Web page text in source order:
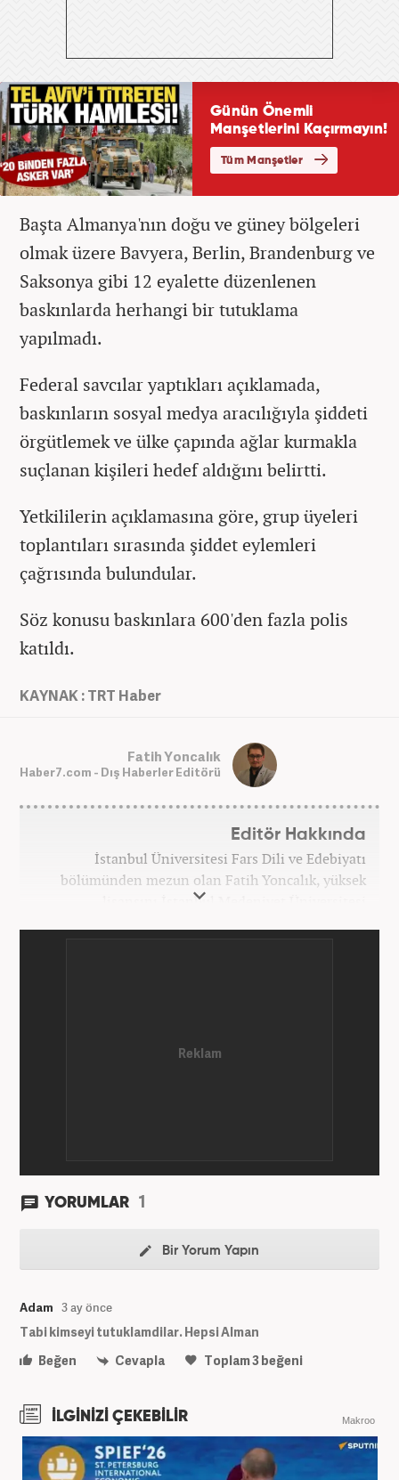
Başta Almanya'nın doğu ve güney bölgeleri
olmak üzere Bavyera, Berlin, Brandenburg ve
Saksonya gibi 12 eyalette düzenlenen
baskınlarda herhangi bir tutuklama
yapılmadı.
Federal savcılar yaptıkları açıklamada,
baskınların sosyal medya aracılığıyla şiddeti
örgütlemek ve ülke çapında ağlar kurmakla
suçlanan kişileri hedef aldığını belirtti.
Yetkililerin açıklamasına göre, grup üyeleri
toplantıları sırasında şiddet eylemleri
çağrısında bulundular.
Söz konusu baskınlara 600'den fazla polis
katıldı.
KAYNAK : TRT Haber
Fatih Yoncalık
Haber7.com - Dış Haberler Editörü
Editör Hakkında
İstanbul Üniversitesi Fars Dili ve Edebiyatı
bölümünden mezun olan Fatih Yoncalık, yüksek
lisansını İstanbul Medeniyet Üniversitesi
AKŞAM Gazetesi’nde başlayan Yoncalık, Eylül
YORUMLAR 1
Bir Yorum Yapın
Adam 3 ay önce
Tabi kimseyi tutuklamdilar. Hepsi Alman
Beğen
Cevapla Toplam3beğeni
İLGİNİZİ ÇEKEBİLİR Makroo